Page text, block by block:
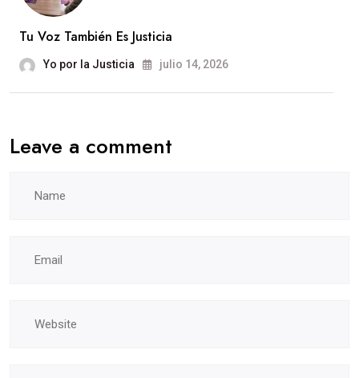
Tu Voz También Es Justicia
Yo por la Justicia julio 14, 2026
Leave a comment